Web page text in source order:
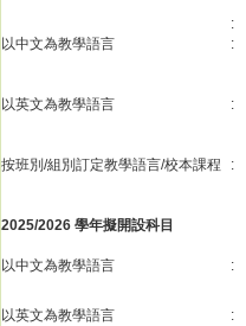
:
以中文為教學語言
:
以英文為教學語言 :
按班別/組別訂定教學語言/校本課程 :
2025/2026 學年擬開設科目
以中文為教學語言 :
以英文為教學語言 :